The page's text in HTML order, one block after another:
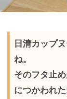
日清カップ
ね。
そのフタ止
につかわれ